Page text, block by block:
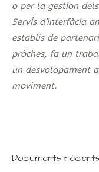
o per la gestion
ServÍs d’interfàcia
establís de
pròches, fa un
un desvolopament
moviment.
Documents récents